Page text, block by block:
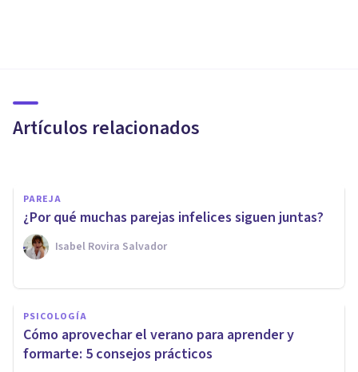
Artículos relacionados
Educación en el siglo XXI
PAREJA
¿Por qué muchas parejas infelices siguen juntas?
Isabel Rovira Salvador
PSICOLOGÍA
Cómo aprovechar el verano para aprender y
formarte: 5 consejos prácticos
¿Vale cualquier psicólogo para
cualquier caso? Entrevista a
Beatriz Romero Martín